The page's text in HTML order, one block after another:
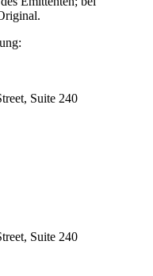
Suite 240
Suite 240